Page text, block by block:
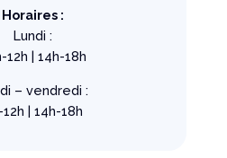
Horaires :
Lundi :
12h | 14h-18h
– vendredi :
| 14h-18h